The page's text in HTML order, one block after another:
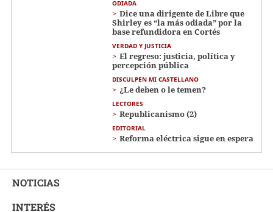
ODIADA
Dice una dirigente de Libre que
Shirley es “la más odiada” por la
base refundidora en Cortés
VERDAD Y JUSTICIA
El regreso: justicia, política y
percepción pública
DISCULPEN MI CASTELLANO
¿Le deben o le temen?
LECTORES
Republicanismo (2)
EDITORIAL
Reforma eléctrica sigue en espera
NOTICIAS
INTERÉS